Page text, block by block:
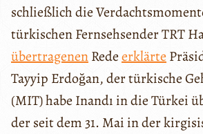
schließlich die
türkischen Fernsehsender TRT
übertragenenRedeerklärte
Tayyip Erdoğan, der türkische
(MIT) habe Inandı in die Türkei
der seit dem 31. Mai in der